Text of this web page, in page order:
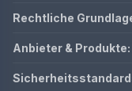
Rechtliche
Anbieter &